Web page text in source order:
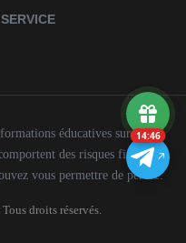
éducatives sur les
des risques financiers.
vous permettre de perdre.
droits réservés.
14:45